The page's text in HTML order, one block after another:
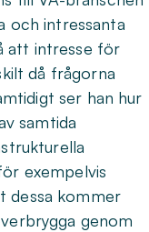
och intressanta
att intresse för
då frågorna
ser han hur
samtida
exempelvis
dessa kommer
genom